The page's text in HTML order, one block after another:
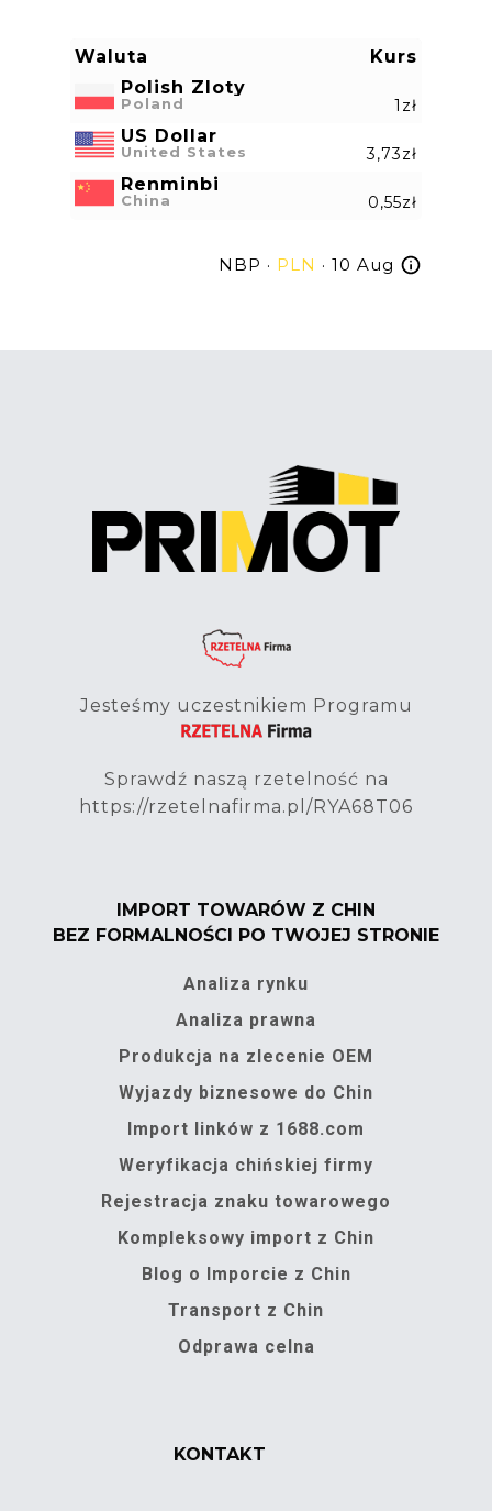
Waluta
Kurs
Polish Zloty
Poland 1zł
US Dollar
United States 3,73zł
Renminbi
China 0,55zł
NBP · PLN · 10 Aug
Jesteśmy uczestnikiem Programu
Sprawdź naszą rzetelność na
https://rzetelnafirma.pl/RYA68T06
IMPORT TOWARÓW Z CHIN
BEZ FORMALNOŚCI PO TWOJEJ STRONIE
Analiza rynku
Analiza prawna
Produkcja na zlecenie OEM
Wyjazdy biznesowe do Chin
Import linków z 1688.com
Weryfikacja chińskiej firmy
Rejestracja znaku towarowego
Kompleksowy import z Chin
Blog o Imporcie z Chin
Transport z Chin
Odprawa celna
KONTAKT